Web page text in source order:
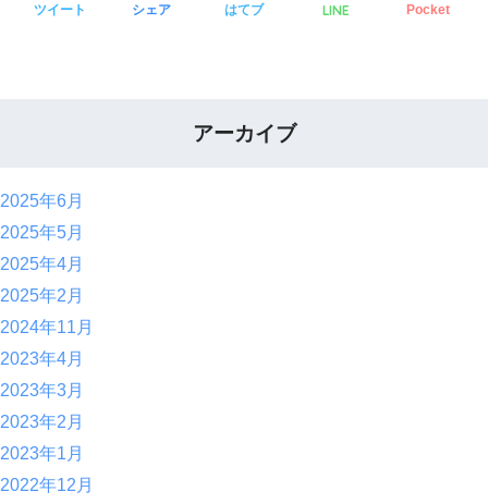
ツイート シェア はてブ LINE Pocket
アーカイブ
2025年6月
2025年5月
2025年4月
2025年2月
2024年11月
2023年4月
2023年3月
2023年2月
2023年1月
2022年12月